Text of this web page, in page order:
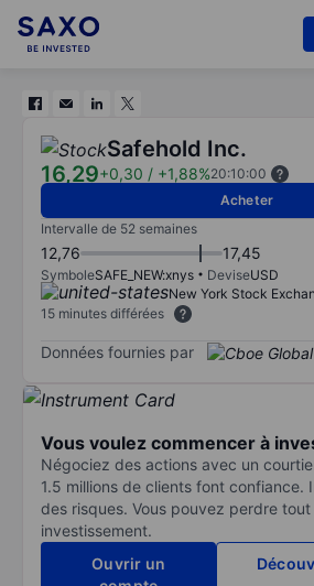
Safehold Inc.
16,29+0,30 / +1,88%20:10:00
Acheter
Intervalle de 52 semaines
12,76 17,45
SymboleSAFE_NEW:xnys DeviseUSD
New York Stock
15 minutes différées
Données fournies par
Vous voulez commencer à
Négociez des actions avec un
1.5 millions de clients font confiance.
des risques. Vous pouvez perdre
investissement.
Ouvrir un